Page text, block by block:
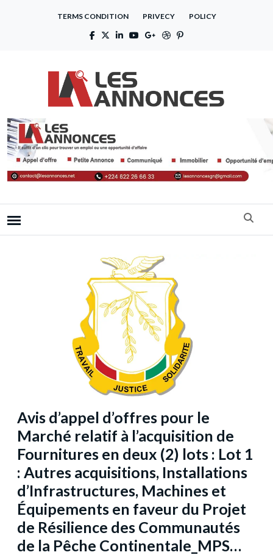
TERMS CONDITION PRIVECY POLICY
Avis d’appel d’offres pour le
Marché relatif à l’acquisition de
Fournitures en deux (2) lots : Lot 1
: Autres acquisitions, Installations
d’Infrastructures, Machines et
Équipements en faveur du Projet
de Résilience des Communautés
de la Pêche Continentale_MPS…